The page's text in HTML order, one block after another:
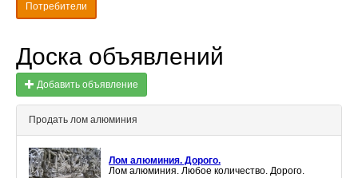
Потребители
Доска объявлений
Добавить объявление
Продать лом алюминия
Лом алюминия. Дорого.
Лом алюминия. Любое количество. Дорого.